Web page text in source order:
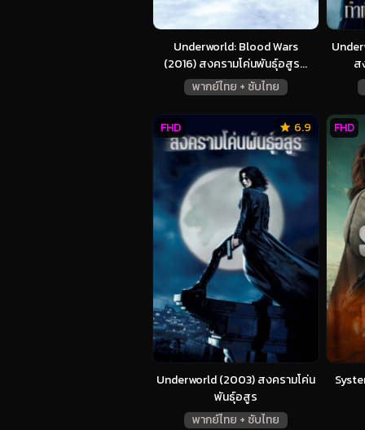
Underworld: Blood Wars
(2016) สงครามโค่นพันธุ์อสูร...
พากย์ไทย + ซับไทย
ส
Underworld (2003) สงครามโค่น
พันธุ์อสูร
พากย์ไทย + ซับไทย
6.9
FHD FHD